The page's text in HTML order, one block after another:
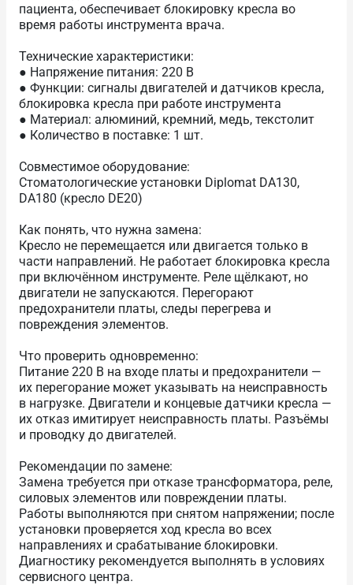
пациента, обеспечивает блокировку кресла во
время работы инструмента врача.
Технические характеристики:
● Напряжение питания: 220 В
● Функции: сигналы двигателей и датчиков кресла,
блокировка кресла при работе инструмента
● Материал: алюминий, кремний, медь, текстолит
● Количество в поставке: 1 шт.
Совместимое оборудование:
Стоматологические установки Diplomat DA130,
DA180 (кресло DE20)
Как понять, что нужна замена:
Кресло не перемещается или двигается только в
части направлений. Не работает блокировка кресла
при включённом инструменте. Реле щёлкают, но
двигатели не запускаются. Перегорают
предохранители платы, следы перегрева и
повреждения элементов.
Что проверить одновременно:
Питание 220 В на входе платы и предохранители —
их перегорание может указывать на неисправность
в нагрузке. Двигатели и концевые датчики кресла —
их отказ имитирует неисправность платы. Разъёмы
и проводку до двигателей.
Рекомендации по замене:
Замена требуется при отказе трансформатора, реле,
силовых элементов или повреждении платы.
Работы выполняются при снятом напряжении; после
установки проверяется ход кресла во всех
направлениях и срабатывание блокировки.
Диагностику рекомендуется выполнять в условиях
сервисного центра.